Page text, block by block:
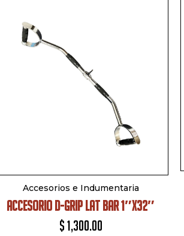
Accesorios e Indumentaria
ACCESORIO D-GRIP LAT BAR 1″X32″
$1,300.00